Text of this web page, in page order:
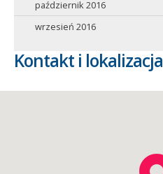
październik 2016
wrzesień 2016
Kontakt i lokalizacja